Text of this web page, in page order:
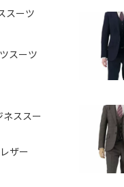
スーツ
スーツ
ネススー
ザー